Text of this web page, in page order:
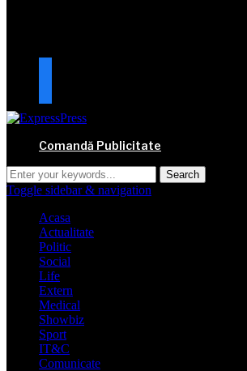
Comandă Publicitate
Toggle sidebar & navigation
Acasa
Actualitate
Politic
Social
Life
Extern
Medical
Showbiz
Sport
IT&C
Comunicate